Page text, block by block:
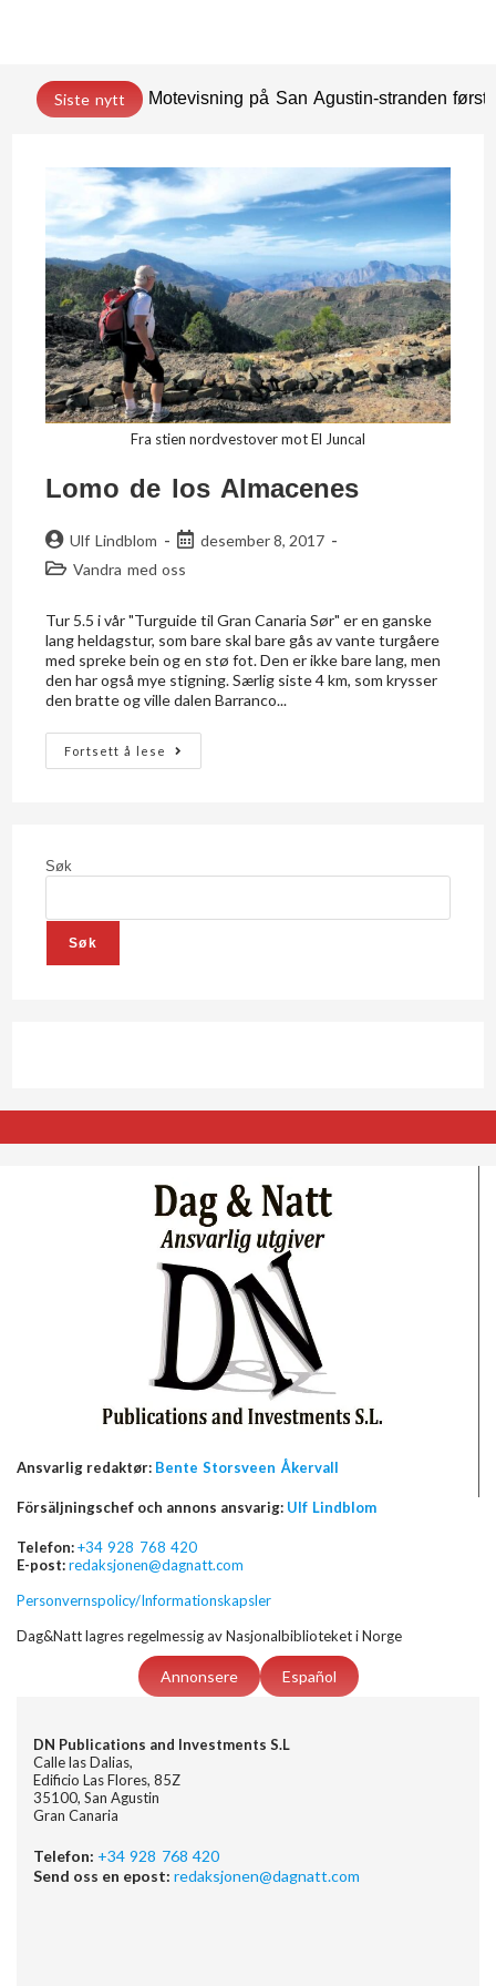
Siste nytt Motevisning på San Agustin-stranden
Fra stien nordvestover mot El Juncal
Lomo de los Almacenes
Ulf Lindblom
desember 8, 2017
Vandra med oss
Tur 5.5 i vår "Turguide til Gran Canaria Sør" er en ganske
lang heldagstur, som bare skal bare gås av vante turgåere
med spreke bein og en stø fot. Den er ikke bare lang, men
den har også mye stigning. Særlig siste 4 km, som krysser
den bratte og ville dalen Barranco...
Fortsett å lese
Søk
Søk
Ansvarlig redaktør: Bente Storsveen Åkervall
Försäljningschef och annons ansvarig: Ulf Lindblom
Telefon:+34 928 768 420
E-post:redaksjonen@dagnatt.com
Personvernspolicy/Informationskapsler
Dag&Natt lagres regelmessig av Nasjonalbiblioteket i Norge
Annonsere Español
DN Publications and Investments S.L
Calle las Dalias,
Edificio Las Flores, 85Z
35100, San Agustin
Gran Canaria
Telefon: +34 928 768 420
Send oss en epost: redaksjonen@dagnatt.com